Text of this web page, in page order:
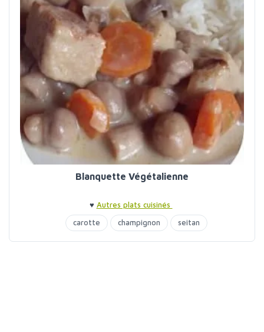
Blanquette Végétalienne
♥ Autres plats cuisinés
carotte
champignon seitan